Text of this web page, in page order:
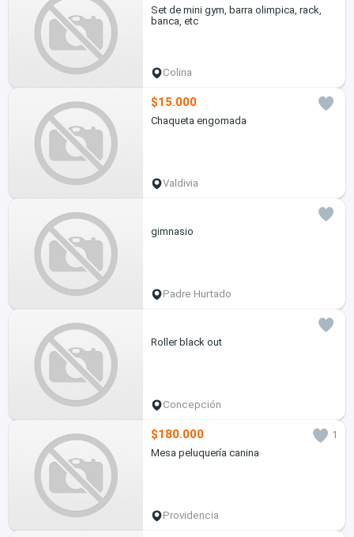
Set de mini gym, barra olimpica, rack,
banca, etc
Colina
$15.000
Chaqueta engomada
Valdivia
gimnasio
Padre Hurtado
Roller black out
Concepción
$180.000
1
Mesa peluquería canina
Providencia